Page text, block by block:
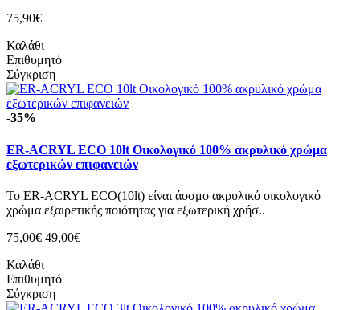
75,90€
Καλάθι
Επιθυμητό
Σύγκριση
-35%
ER-ACRYL ECO 10lt Οικολογικό 100% ακρυλικό χρώμα
εξωτερικών επιφανειών
Το ER-ACRYL ECO(10lt) είναι άοσμο ακρυλικό οικολογικό
χρώμα εξαιρετικής ποιότητας για εξωτερική χρήσ..
75,00€ 49,00€
Καλάθι
Επιθυμητό
Σύγκριση